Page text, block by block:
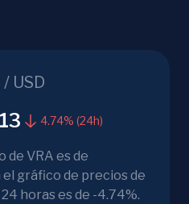
/ USD
4.74% (24h)
de VRA es de
gráfico de precios de
horas es de -4.74%.